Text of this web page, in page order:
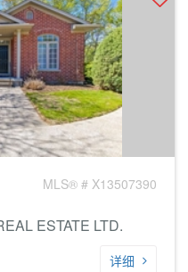
MLS® # X13507390
ESTATE LTD.
详细